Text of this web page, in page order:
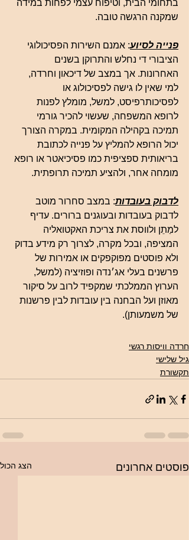
בתחומי הבית, וטיפוח עצמי לפחות במידה
שמקנה הרגשה טובה.
פנייה לסיוע: אמנם השירות הפסיכולוגי
הציבורי די נחלש והתרוקן בשנים
האחרונות. אך במצב של דיכאון וחרדה,
למי שאין לו גישה לפסיכולוג או
לפסיכותרפיסט, למשל, מומלץ לפנות
לרופא המשפחה, שעשוי להכיר גורמי
תמיכה בקהילה המקומית. במקרה הצורך
יכול הרופא להמליץ על פנייה לכתובת
בריאותית ספציפית כמו פסיכיאטר או רופא
מומחה אחר, ולהציע תמיכה תרופתית.
לדבוק בעובדות: במצב סחרור מוטב
לדבוק בעובדות ובעוגנים ברורים. עדיף
למַתֵן ולווסת את צריכת האקטואליה
המציפה, ובכל מקרה, לצרוך רק מידע בדוק
ולא פוסטים מפוקפקים או אמירות של
פרשנים בעלי אג׳נדה ופוזיציה (למשל,
הערוץ הממלכתי שמקפיד לרוב על סיקור
מאוזן ועל הבחנה בין עובדות לבין פרשנות
של משמעותן).
חרדה וויסות רגשי
גיל שלישי
תקשורת
פוסטים אחרונים הצג הכול